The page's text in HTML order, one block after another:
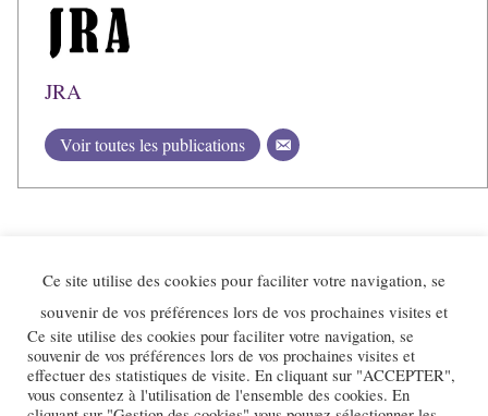
JRA
Voir toutes les publications
Ce site utilise des cookies pour faciliter votre navigation, se
souvenir de vos préférences lors de vos prochaines visites et
Ce site utilise des cookies pour faciliter votre navigation, se
souvenir de vos préférences lors de vos prochaines visites et
effectuer des statistiques de visite. En cliquant sur "ACCEPTER",
vous consentez à l'utilisation de l'ensemble des cookies. En